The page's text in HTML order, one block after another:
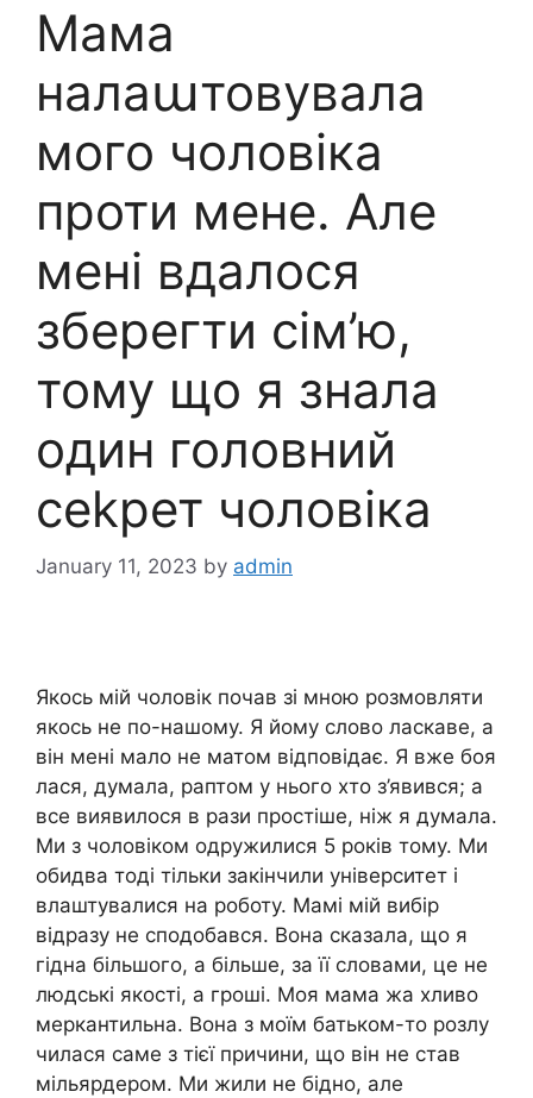
Мама
налаաтовувала
мого чоловіка
проти мене. Але
мені вдалося
зберегти сім’ю,
тому що я знала
один головний
сеkрет чоловіка
January 11, 2023 by admin
Якось мій чоловік почав зі мною розмовляти
якось не по-нашому. Я йому слово ласкаве, а
він мені мало не матом відповідає. Я вже боя
лася, думала, раптом у нього хто з’явився; а
все виявилося в рази простіше, ніж я думала.
Ми з чоловіком одружилися 5 років тому. Ми
обидва тоді тільки закінчили університет і
влаштувалися на роботу. Мамі мій вибір
відразу не сподобався. Вона сказала, що я
гідна більшого, а більше, за її словами, це не
людські якості, а гроші. Моя мама жа хливо
меркантильна. Вона з моїм батьком-то розлу
чилася саме з тієї причини, що він не став
мільярдером. Ми жили не бідно, але